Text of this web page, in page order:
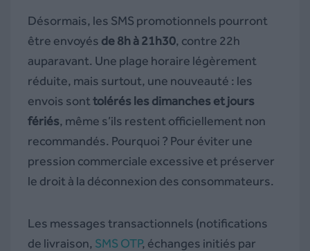
Désormais, les SMS promotionnels pourront
être envoyés de 8h à 21h30, contre 22h
auparavant. Une plage horaire légèrement
réduite, mais surtout, une nouveauté : les
envois sonttolérés les dimanches et jours
fériés, même s’ils restent officiellement non
recommandés. Pourquoi ? Pour éviter une
pression commerciale excessive et préserver
le droit à la déconnexion des consommateurs.
Les messages transactionnels (notifications
de livraison, SMS OTP, échanges initiés par